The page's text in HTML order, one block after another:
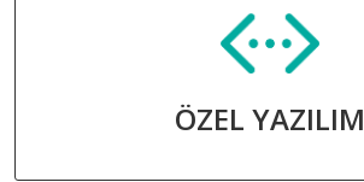
ÖZEL YAZILIM